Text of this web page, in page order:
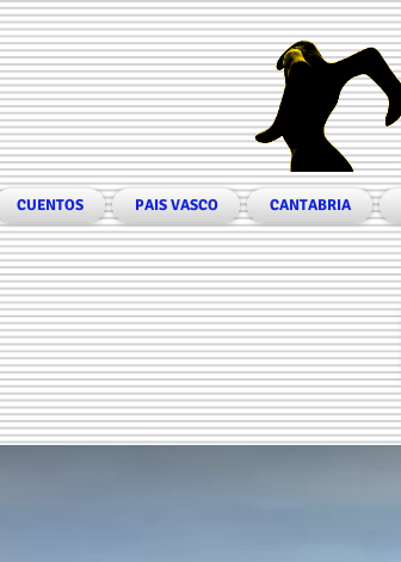
CUENTOS PAIS VASCO CANTABRIA